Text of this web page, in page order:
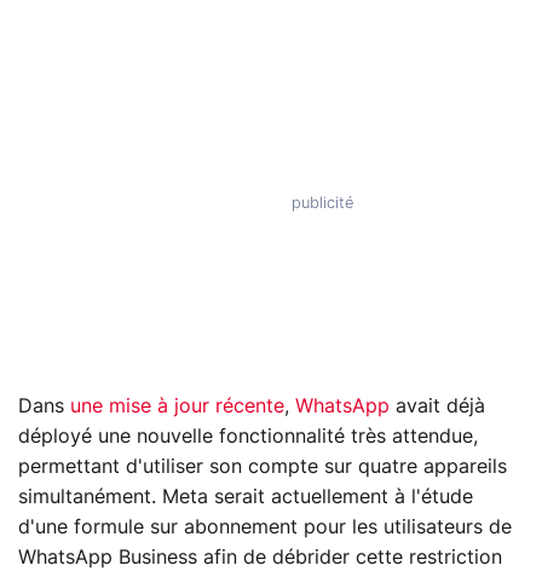
Dans une mise à jour récente, WhatsApp avait déjà
déployé une nouvelle fonctionnalité très attendue,
permettant d'utiliser son compte sur quatre appareils
simultanément. Meta serait actuellement à l'étude
d'une formule sur abonnement pour les utilisateurs de
WhatsApp Business afin de débrider cette restriction